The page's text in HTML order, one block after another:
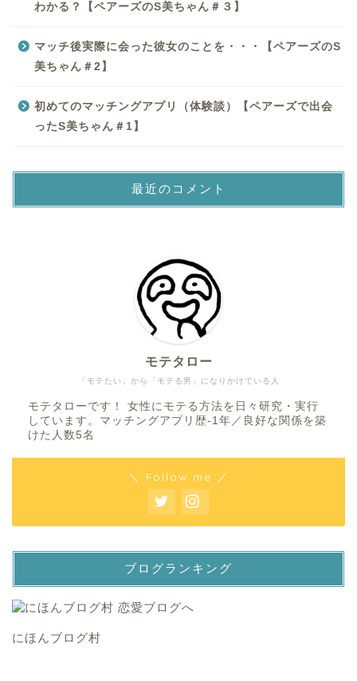
わかる？【ペアーズのS美ちゃん＃３】
マッチ後実際に会った彼女のことを・・・【ペアーズのS
美ちゃん＃2】
初めてのマッチングアプリ（体験談）【ペアーズで出会
ったS美ちゃん＃1】
最近のコメント
「モテたい」から「モテる男」になりかけている人
モテタロー
モテタローです！ 女性にモテる方法を日々研究・実行
しています。マッチングアプリ歴‐1年／良好な関係を築
けた人数5名
＼ Follow me ／
ブログランキング
にほんブログ村